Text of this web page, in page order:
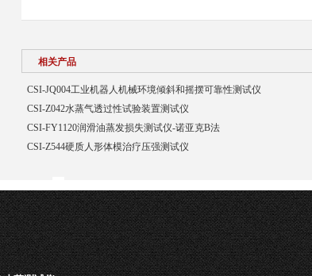
相关产品
CSI-JQ004工业机器人机械环境倾斜和摇摆可靠性测试仪
CSI-Z042水蒸气透过性试验装置测试仪
CSI-FY1120润滑油蒸发损失测试仪-诺亚克B法
CSI-Z544硬质人形体模治疗压强测试仪